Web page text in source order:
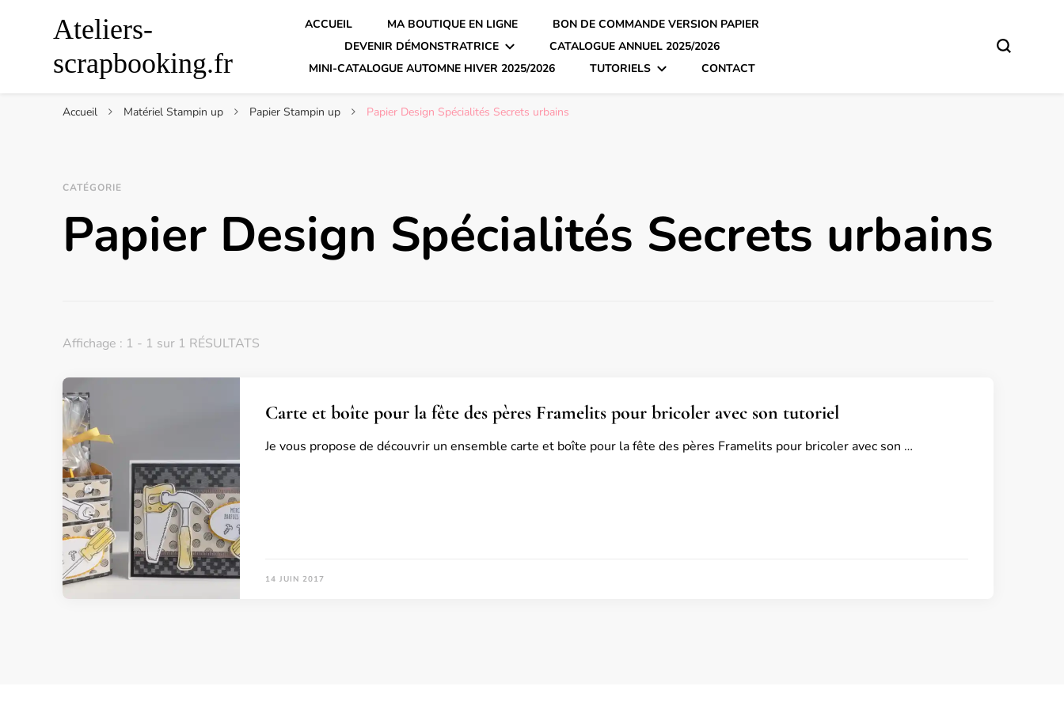
Ateliers-
scrapbooking.fr
ACCUEIL MA BOUTIQUE EN LIGNE
BON DE COMMANDE VERSION PAPIER
DEVENIR DÉMONSTRATRICE
CATALOGUE ANNUEL 2025/2026
MINI-CATALOGUE AUTOMNE HIVER 2025/2026
TUTORIELS CONTACT
Accueil Matériel Stampin up Papier Stampin up Papier Design Spécialités Secrets urbains
CATÉGORIE
Papier Design Spécialités Secrets urbains
Affichage : 1 - 1 sur 1 RÉSULTATS
Carte et boîte pour la fête des pères Framelits pour bricoler avec son tutoriel
Je vous propose de découvrir un ensemble carte et boîte pour la fête des pères Framelits pour bricoler avec son …
14 JUIN 2017